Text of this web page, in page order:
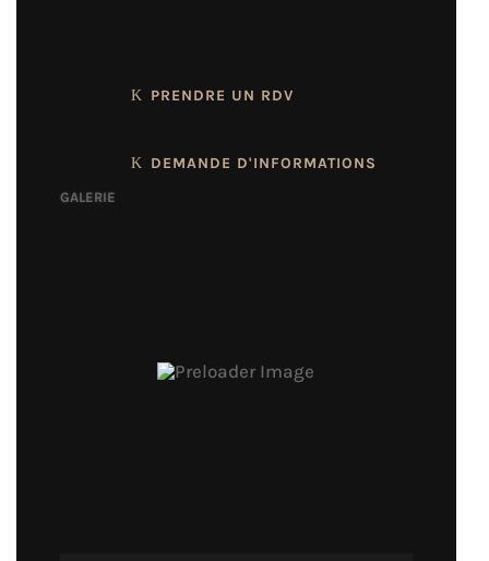
PRENDRE UN RDV
DEMANDE D'INFORMATIONS
GALERIE